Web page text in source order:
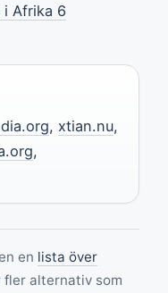
i Afrika 6
, xtian.nu,
,
en lista över
fler alternativ som